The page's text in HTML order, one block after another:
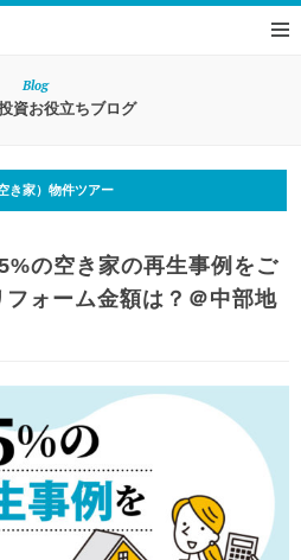
Blog
資お役立ちブログ
き家）物件ツアー
の空き家の再生事例をご
ォーム金額は？＠中部地